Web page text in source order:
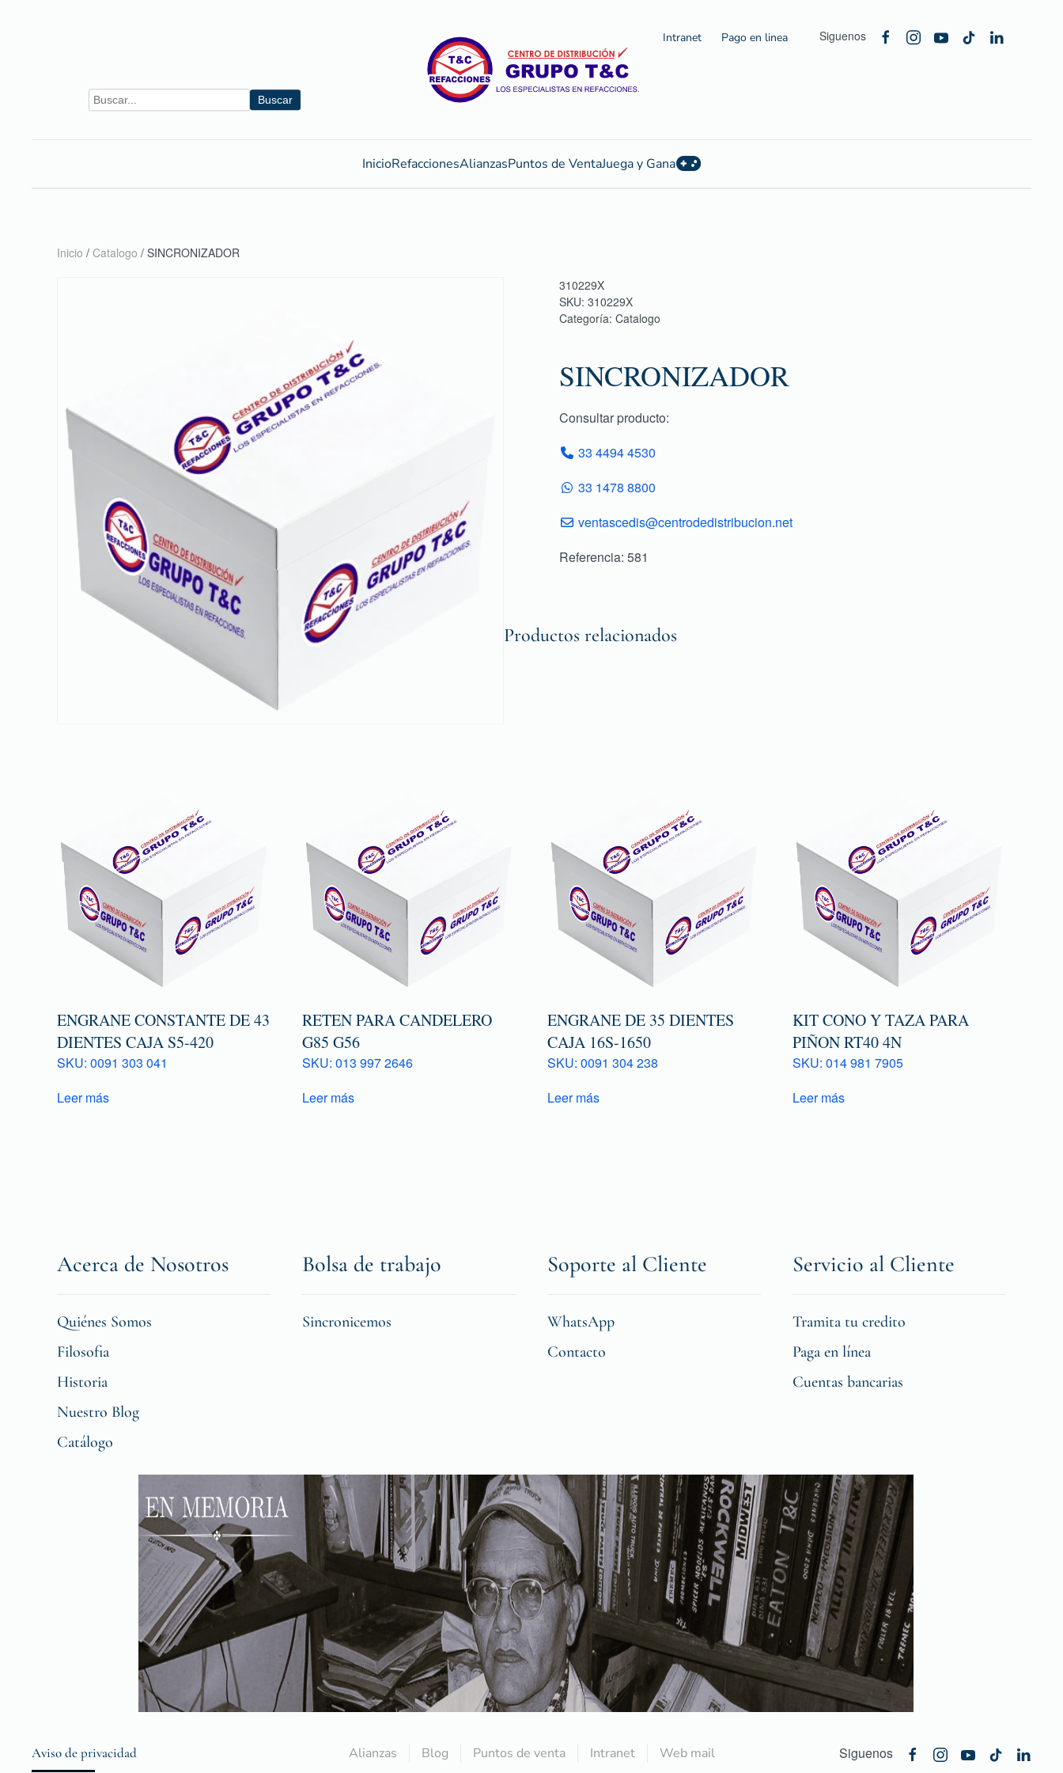
Buscar
Intranet Pago en linea Siguenos
InicioRefaccionesAlianzasPuntos de VentaJuega y Gana
Inicio / Catalogo / SINCRONIZADOR
310229X
SKU: 310229X
Categoría: Catalogo
SINCRONIZADOR
Consultar producto:
33 4494 4530
33 1478 8800
ventascedis@centrodedistribucion.net
Referencia: 581
Productos relacionados
ENGRANE CONSTANTE DE 43
DIENTES CAJA S5-420
SKU: 0091 303 041
Leer más
RETEN PARA CANDELERO
G85 G56
SKU: 013 997 2646
Leer más
ENGRANE DE 35 DIENTES
CAJA 16S-1650
SKU: 0091 304 238
Leer más
KIT CONO Y TAZA PARA
PIÑON RT40 4N
SKU: 014 981 7905
Leer más
Acerca de Nosotros
Quiénes Somos
Filosofia
Historia
Nuestro Blog
Catálogo
Bolsa de trabajo
Sincronicemos
Soporte al Cliente
WhatsApp
Contacto
Servicio al Cliente
Tramita tu credito
Paga en línea
Cuentas bancarias
Aviso de privacidad Alianzas Blog Puntos de venta Intranet Web mail Siguenos